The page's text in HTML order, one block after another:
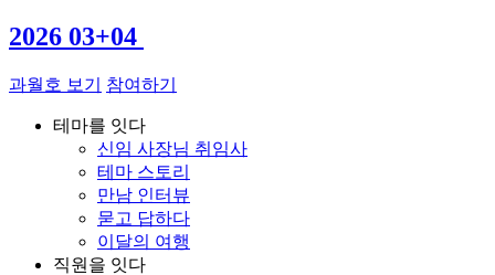
2026 03+04
과월호 보기 참여하기
테마를 잇다
신임 사장님 취임사
테마 스토리
만남 인터뷰
묻고 답하다
이달의 여행
직원을 잇다